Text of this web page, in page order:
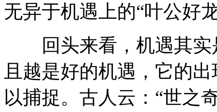
无异于机遇上的“叶公好
回头来看，机遇其实
且越是好的机遇，它的
以捕捉。古人云：“世之